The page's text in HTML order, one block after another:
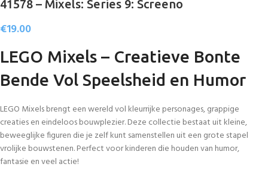
41578 – Mixels: Series 9: Screeno
€19.00
LEGO Mixels – Creatieve Bonte
Bende Vol Speelsheid en Humor
LEGO Mixels brengt een wereld vol kleurrijke personages, grappige
creaties en eindeloos bouwplezier. Deze collectie bestaat uit kleine,
beweeglijke figuren die je zelf kunt samenstellen uit een grote stapel
vrolijke bouwstenen. Perfect voor kinderen die houden van humor,
fantasie en veel actie!